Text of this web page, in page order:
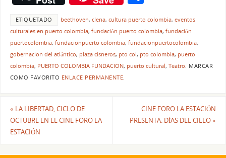
c
e
b
o
o
itt
er
er
e
st
k
e
dI
n
ai
l
t
m
p
ar
ETIQUETADO beethoven, clena, cultura puerto colombia, eventos
culturales en puerto colombia, fundación puerto colombia, fundación
puertocolombia, fundacionpuerto colombia, fundacionpuertocolombia,
gobernacion del atlántico, plaza cisneros, pto col, pto colombia, puerto
colombia, PUERTO COLOMBIA FUNDACION, puerto cultural, Teatro. MARCAR
COMO FAVORITO ENLACE PERMANENTE.
« LA LIBERTAD, CICLO DE
OCTUBRE EN EL CINE FORO LA
ESTACIÓN
CINE FORO LA ESTACIÓN
PRESENTA: DÍAS DEL CIELO»